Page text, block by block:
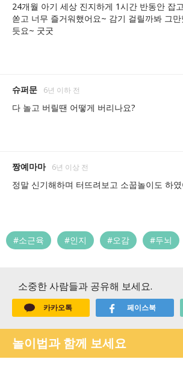
24개월 아기 세상 진지하게 1시간 반동안 잡
쏟고 너무 즐거워했어요~ 감기 걸릴까봐 그
듯요~ 굿굿
슈퍼문 6년 이하 전
다 놀고 버릴땐 어떻게 버리나요?
짱예마마 6년 이상 전
#소근육 #인지 #오감 #두뇌
소중한 사람들과 공유해 보세요.
카카오톡 페이스북
놀이법과 함께 보세요